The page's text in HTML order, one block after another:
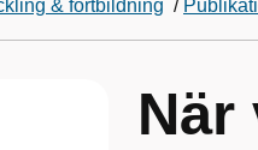
& fortbildning /
När